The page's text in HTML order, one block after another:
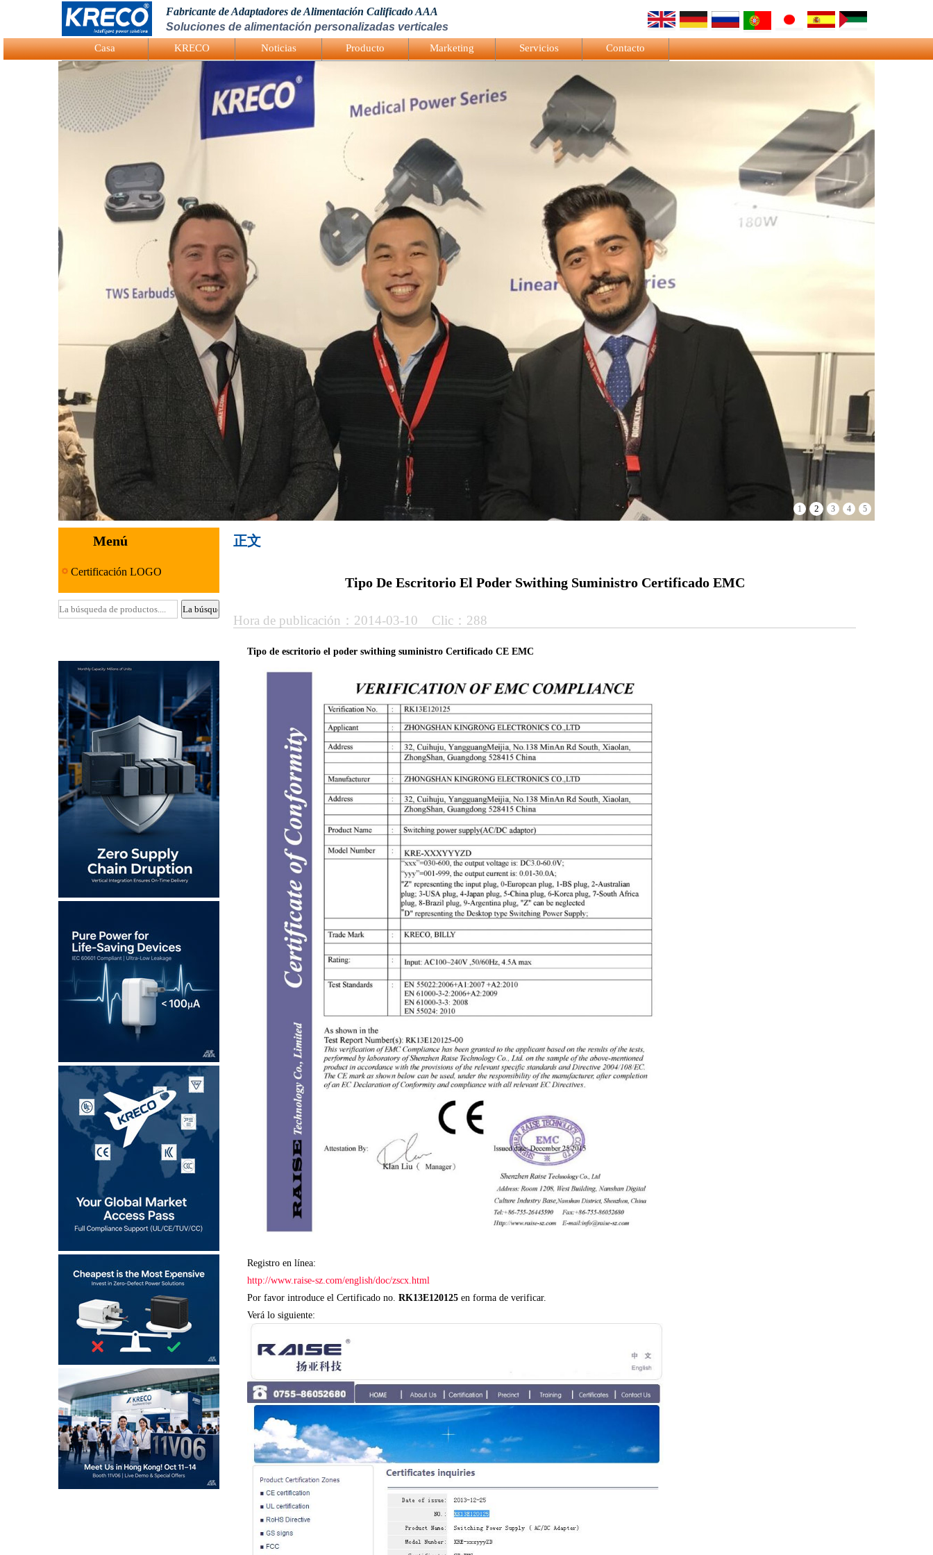
Logo Picture
Fabricante de Adaptadores de Alimentación Calificado AAA
Soluciones de alimentación personalizadas verticales
Casa KRECO Noticias Producto Marketing Servicios Contacto
1 2 3 4 5
Menú
Certificación LOGO
正文
Tipo De Escritorio El Poder Swithing Suministro Certificado EMC
Hora de publicación：2014-03-10 Clic：288
Tipo de escritorio el poder swithing suministro Certificado CE EMC
Registro en línea:
http://www.raise-sz.com/english/doc/zscx.html
Por favor introduce el Certificado no. RK13E120125 en forma de verificar.
Verá lo siguiente: